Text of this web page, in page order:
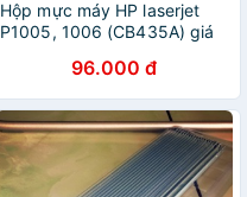
Hộp mực máy HP laserjet
P1005, 1006 (CB435A) giá
96.000 đ